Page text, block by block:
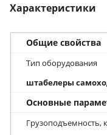
Характеристики
Общие свойства
Тип оборудования
штабелеры
Основные
Грузоподъемность,